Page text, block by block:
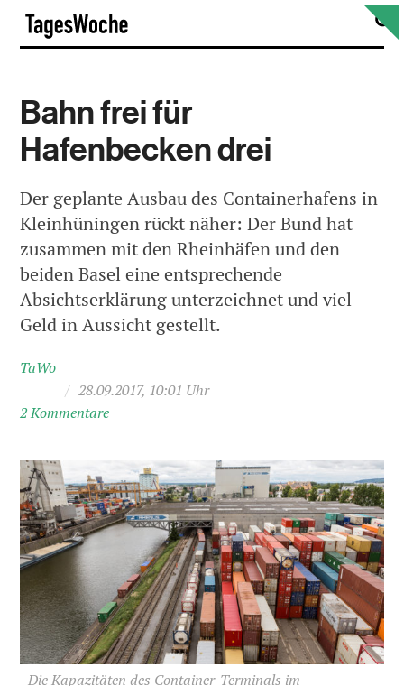
Skip
content
Bahn frei für
Hafenbecken drei
Der geplante Ausbau des Containerhafens in
Kleinhüningen rückt näher: Der Bund hat
zusammen mit den Rheinhäfen und den
beiden Basel eine entsprechende
Absichtserklärung unterzeichnet und viel
Geld in Aussicht gestellt.
TaWo
/ 28.09.2017, 10:01 Uhr
2 Kommentare
Die Kapazitäten des Container-Terminals im